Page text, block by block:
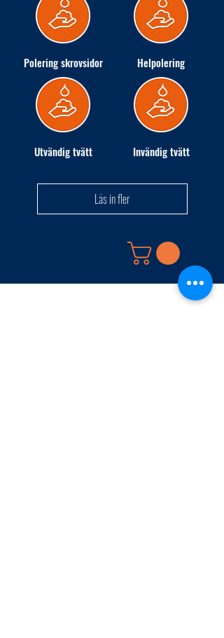
Polering skrovsidor Helpolering
Utvändig tvätt Invändig tvätt
Läs in fler